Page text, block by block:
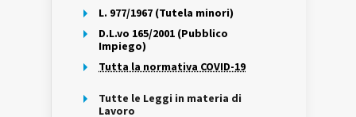
L. 977/1967 (Tutela minori)
D.L.vo 165/2001 (Pubblico
Impiego)
Tutta la normativa COVID-19
Tutte le Leggi in materia di
Lavoro